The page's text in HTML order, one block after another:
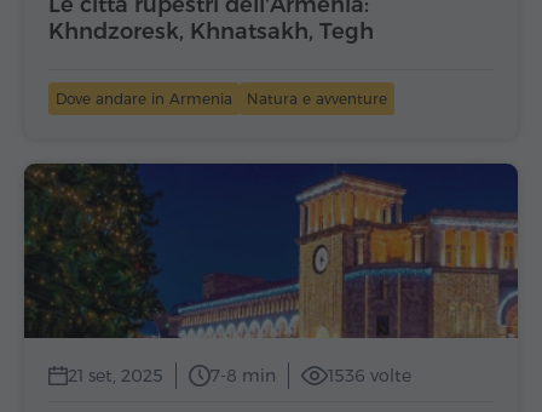
Khndzoresk, Khnatsakh, Tegh
Dove andare in Armenia Natura e avventure
21 set, 2025 7-8 min 1536 volte